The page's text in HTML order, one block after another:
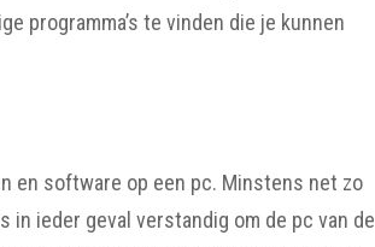
programma’s te vinden die je kunnen
en software op een pc. Minstens net zo
ieder geval verstandig om de pc van de